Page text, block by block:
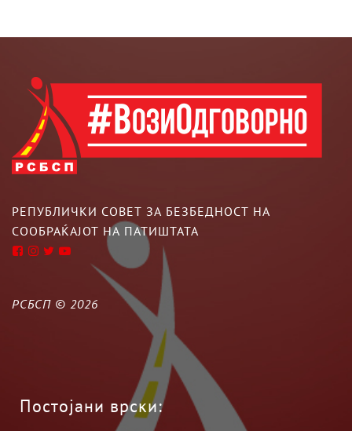
РЕПУБЛИЧКИ СОВЕТ ЗА БЕЗБЕДНОСТ НА
СООБРАЌАЈОТ НА ПАТИШТАТА
РСБСП © 2026
Постојани врски: